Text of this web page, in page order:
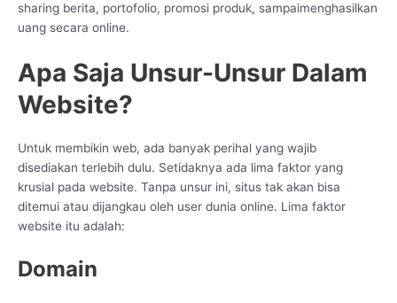
sharing berita, portofolio, promosi produk, sampaimenghasilkan
uang secara online.
Apa Saja Unsur-Unsur Dalam
Website?
Untuk membikin web, ada banyak perihal yang wajib
disediakan terlebih dulu. Setidaknya ada lima faktor yang
krusial pada website. Tanpa unsur ini, situs tak akan bisa
ditemui atau dijangkau oleh user dunia online. Lima faktor
website itu adalah:
Domain